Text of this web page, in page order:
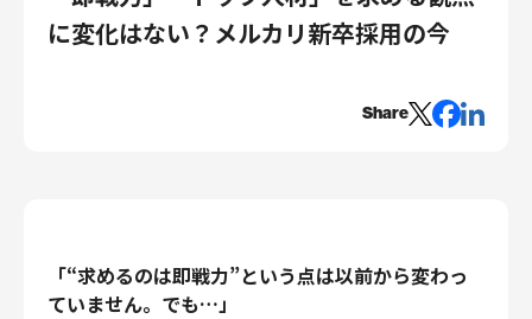
メルカリR4Dラボ
プロダクト・ビジネス
に変化はない？メルカリ新卒採用の今
Share
「“求めるのは即戦力”という点は以前から変わっ
ていません。でも…」